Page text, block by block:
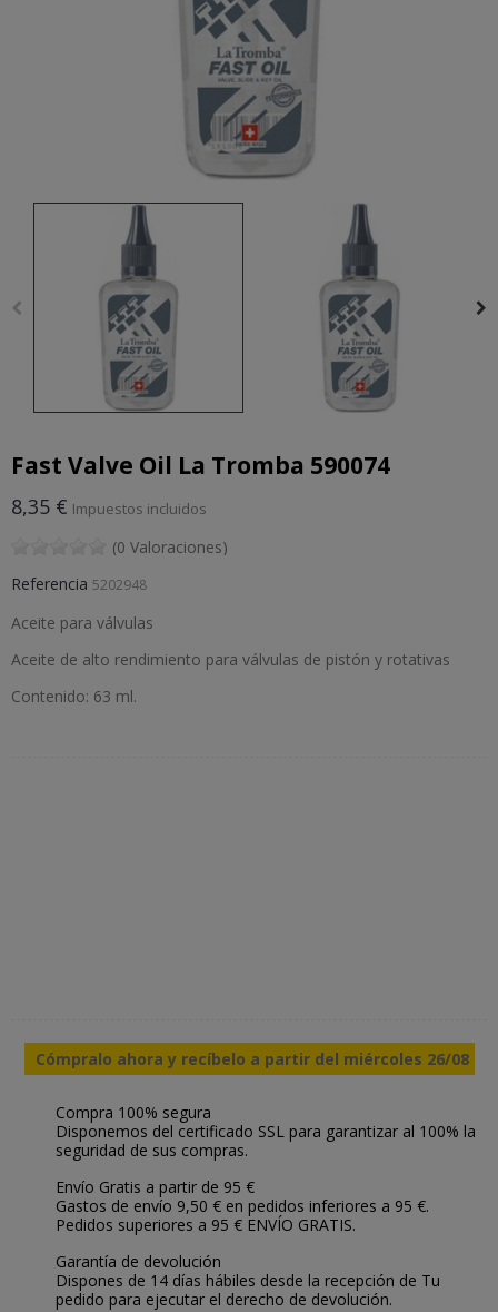
Fast Valve Oil La Tromba 590074
8,35 € Impuestos incluidos
(0 Valoraciones)
Referencia 5202948
Aceite para válvulas
Aceite de alto rendimiento para válvulas de pistón y rotativas
Contenido: 63 ml.
Cómpralo ahora y recíbelo a partir del miércoles 26/08
Compra 100% segura
Disponemos del certificado SSL para garantizar al 100% la
seguridad de sus compras.
Envío Gratis a partir de 95 €
Gastos de envío 9,50 € en pedidos inferiores a 95 €.
Pedidos superiores a 95 € ENVÍO GRATIS.
Garantía de devolución
Dispones de 14 días hábiles desde la recepción de Tu
pedido para ejecutar el derecho de devolución.